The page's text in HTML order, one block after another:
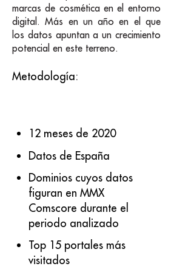
marcas de cosmética en el entorno
digital. Más en un año en el que
los datos apuntan a un crecimiento
potencial en este terreno.
Metodología:
12 meses de 2020
Datos de España
Dominios cuyos datos
figuran en MMX
Comscore durante el
periodo analizado
Top 15 portales más
visitados